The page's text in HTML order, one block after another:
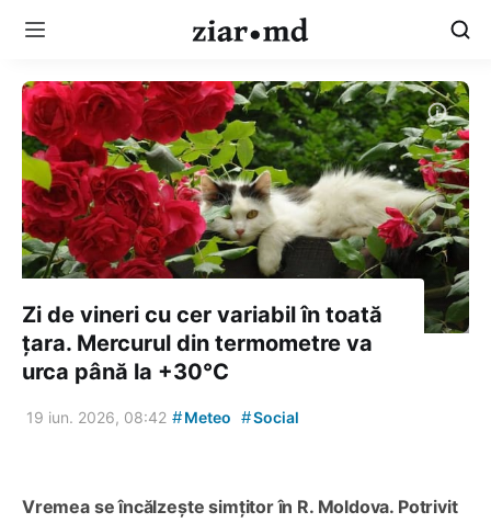
Zi de vineri cu cer variabil în toată
țara. Mercurul din termometre va
urca până la +30°C
19 iun. 2026, 08:42 #Meteo #Social
Vremea se încălzește simțitor în R. Moldova. Potrivit